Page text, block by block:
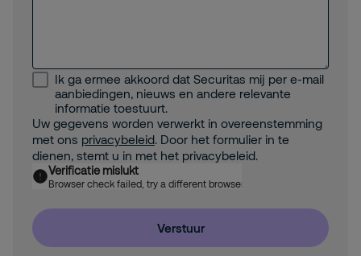
Ik ga ermee akkoord dat Securitas mij per e-mail
aanbiedingen, nieuws en andere relevante
informatie toestuurt.
Uw gegevens worden verwerkt in overeenstemming
met ons privacybeleid. Door het formulier in te
dienen, stemt u in met het privacybeleid.
Verificatie mislukt
Browser check failed, try a different browser
Verstuur